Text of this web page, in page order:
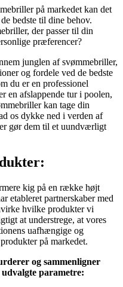
på markedet kan det
bedste til dine behov.
der passer til din
præferencer?
junglen af svømmebriller,
og fordele ved de bedste
du er en professionel
en afslappende tur i poolen,
kan tage din
os dykke ned i verden af
gør dem til et uundværligt
kig på en række højt
etableret partnerskaber med
hvilke produkter vi
at understrege, at vores
uafhængige og
på markedet.
og sammenligner
parametre: